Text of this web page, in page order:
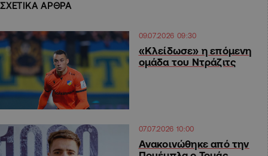
ΣΧΕΤΙΚΑ ΑΡΘΡΑ
09.07.2026 09:30
«Κλείδωσε» η επόμενη
ομάδα του Ντράζιτς
07.07.2026 10:00
Ανακοινώθηκε από την